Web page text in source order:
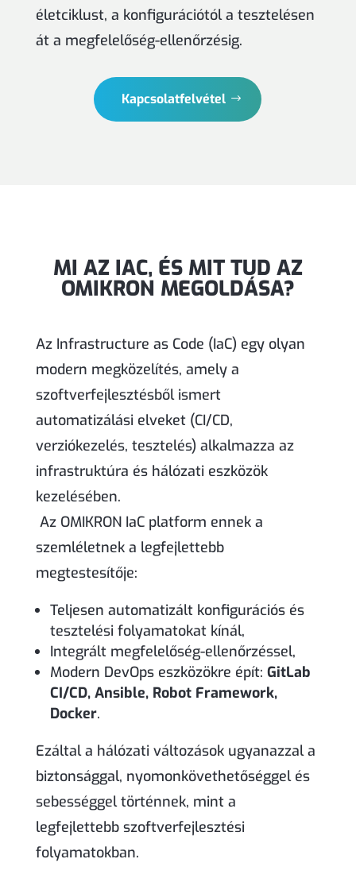
életciklust, a konfigurációtól a tesztelésen
át a megfelelőség-ellenőrzésig.
Kapcsolatfelvétel
MI AZ IAC, ÉS MIT TUD AZ
OMIKRON MEGOLDÁSA?
Az Infrastructure as Code (IaC) egy olyan
modern megközelítés, amely a
szoftverfejlesztésből ismert
automatizálási elveket (CI/CD,
verziókezelés, tesztelés) alkalmazza az
infrastruktúra és hálózati eszközök
kezelésében.
Az OMIKRON IaC platform ennek a
szemléletnek a legfejlettebb
megtestesítője:
Teljesen automatizált konfigurációs és
tesztelési folyamatokat kínál,
Integrált megfelelőség-ellenőrzéssel,
Modern DevOps eszközökre épít: GitLab
CI/CD, Ansible, Robot Framework,
Docker.
Ezáltal a hálózati változások ugyanazzal a
biztonsággal, nyomonkövethetőséggel és
sebességgel történnek, mint a
legfejlettebb szoftverfejlesztési
folyamatokban.